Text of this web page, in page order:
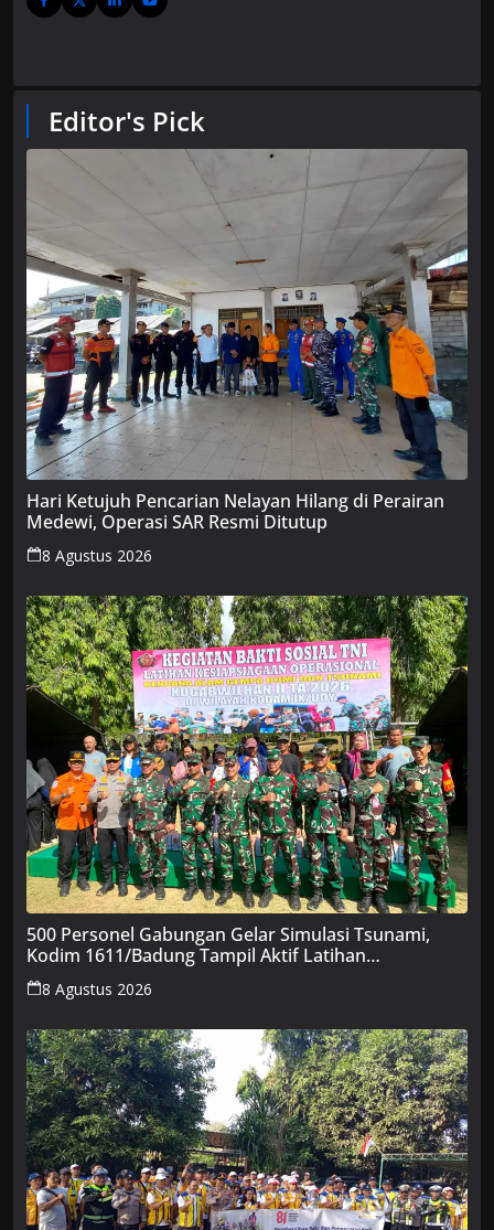
Editor's Pick
Hari Ketujuh Pencarian Nelayan Hilang di Perairan
Medewi, Operasi SAR Resmi Ditutup
8 Agustus 2026
500 Personel Gabungan Gelar Simulasi Tsunami,
Kodim 1611/Badung Tampil Aktif Latihan
Kesiapsiagaan Bencana
8 Agustus 2026